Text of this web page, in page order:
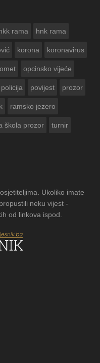
rama hnk rama
korona koronavirus
opcinsko vijeće
policija povijest prozor
ramsko jezero
škola prozor turnir
Ukoliko imate
neku vijest -
od linkova ispod.